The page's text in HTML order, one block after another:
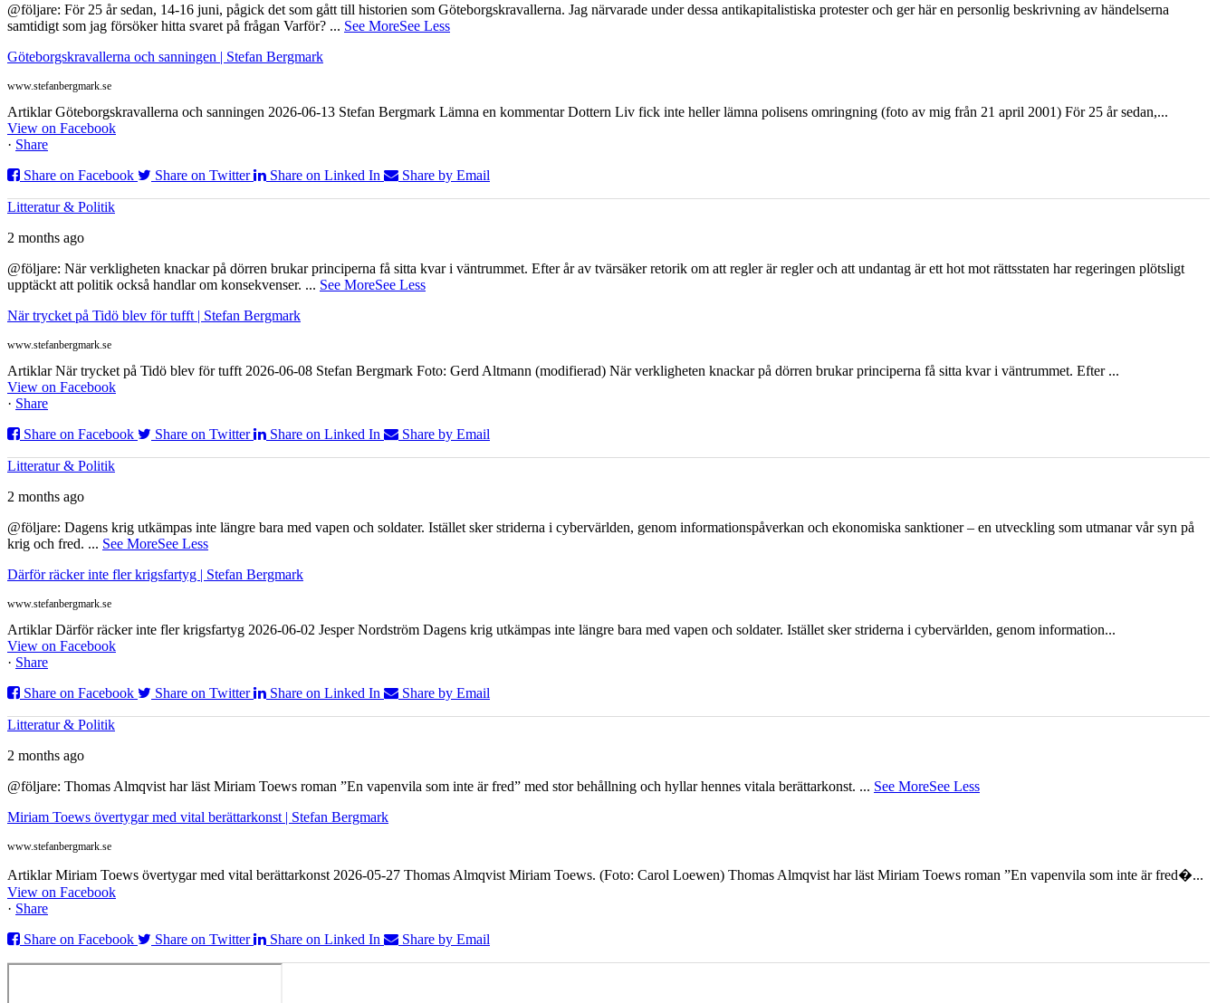
@följare: För 25 år sedan, 14-16 juni, pågick det som gått till historien som Göteborgskravallerna. Jag närvarade under dessa antikapitalistiska protester och ger här en personlig beskrivning av händelserna
samtidigt som jag försöker hitta svaret på frågan Varför? ... See MoreSee Less
Göteborgskravallerna och sanningen | Stefan Bergmark
www.stefanbergmark.se
Artiklar Göteborgskravallerna och sanningen 2026-06-13 Stefan Bergmark Lämna en kommentar Dottern Liv fick inte heller lämna polisens omringning (foto av mig från 21 april 2001) För 25 år sedan,...
View on Facebook
· Share
Share on Facebook
Share on Twitter Share on Linked In Share by Email
Litteratur & Politik
2 months ago
@följare: När verkligheten knackar på dörren brukar principerna få sitta kvar i väntrummet. Efter år av tvärsäker retorik om att regler är regler och att undantag är ett hot mot rättsstaten har regeringen plötsligt
upptäckt att politik också handlar om konsekvenser. ... See MoreSee Less
När trycket på Tidö blev för tufft | Stefan Bergmark
www.stefanbergmark.se
Artiklar När trycket på Tidö blev för tufft 2026-06-08 Stefan Bergmark Foto: Gerd Altmann (modifierad) När verkligheten knackar på dörren brukar principerna få sitta kvar i väntrummet. Efter ...
View on Facebook
· Share
Share on Facebook
Share on Twitter Share on Linked In Share by Email
Litteratur & Politik
2 months ago
@följare: Dagens krig utkämpas inte längre bara med vapen och soldater. Istället sker striderna i cybervärlden, genom informationspåverkan och ekonomiska sanktioner – en utveckling som utmanar vår syn på
krig och fred. ... See MoreSee Less
Därför räcker inte fler krigsfartyg | Stefan Bergmark
www.stefanbergmark.se
Artiklar Därför räcker inte fler krigsfartyg 2026-06-02 Jesper Nordström Dagens krig utkämpas inte längre bara med vapen och soldater. Istället sker striderna i cybervärlden, genom information...
View on Facebook
· Share
Share on Facebook
Share on Twitter Share on Linked In Share by Email
Litteratur & Politik
2 months ago
@följare: Thomas Almqvist har läst Miriam Toews roman ”En vapenvila som inte är fred” med stor behållning och hyllar hennes vitala berättarkonst. ... See MoreSee Less
Miriam Toews övertygar med vital berättarkonst | Stefan Bergmark
www.stefanbergmark.se
Artiklar Miriam Toews övertygar med vital berättarkonst 2026-05-27 Thomas Almqvist Miriam Toews. (Foto: Carol Loewen) Thomas Almqvist har läst Miriam Toews roman ”En vapenvila som inte är fred�...
View on Facebook
· Share
Share on Facebook
Share on Twitter Share on Linked In Share by Email